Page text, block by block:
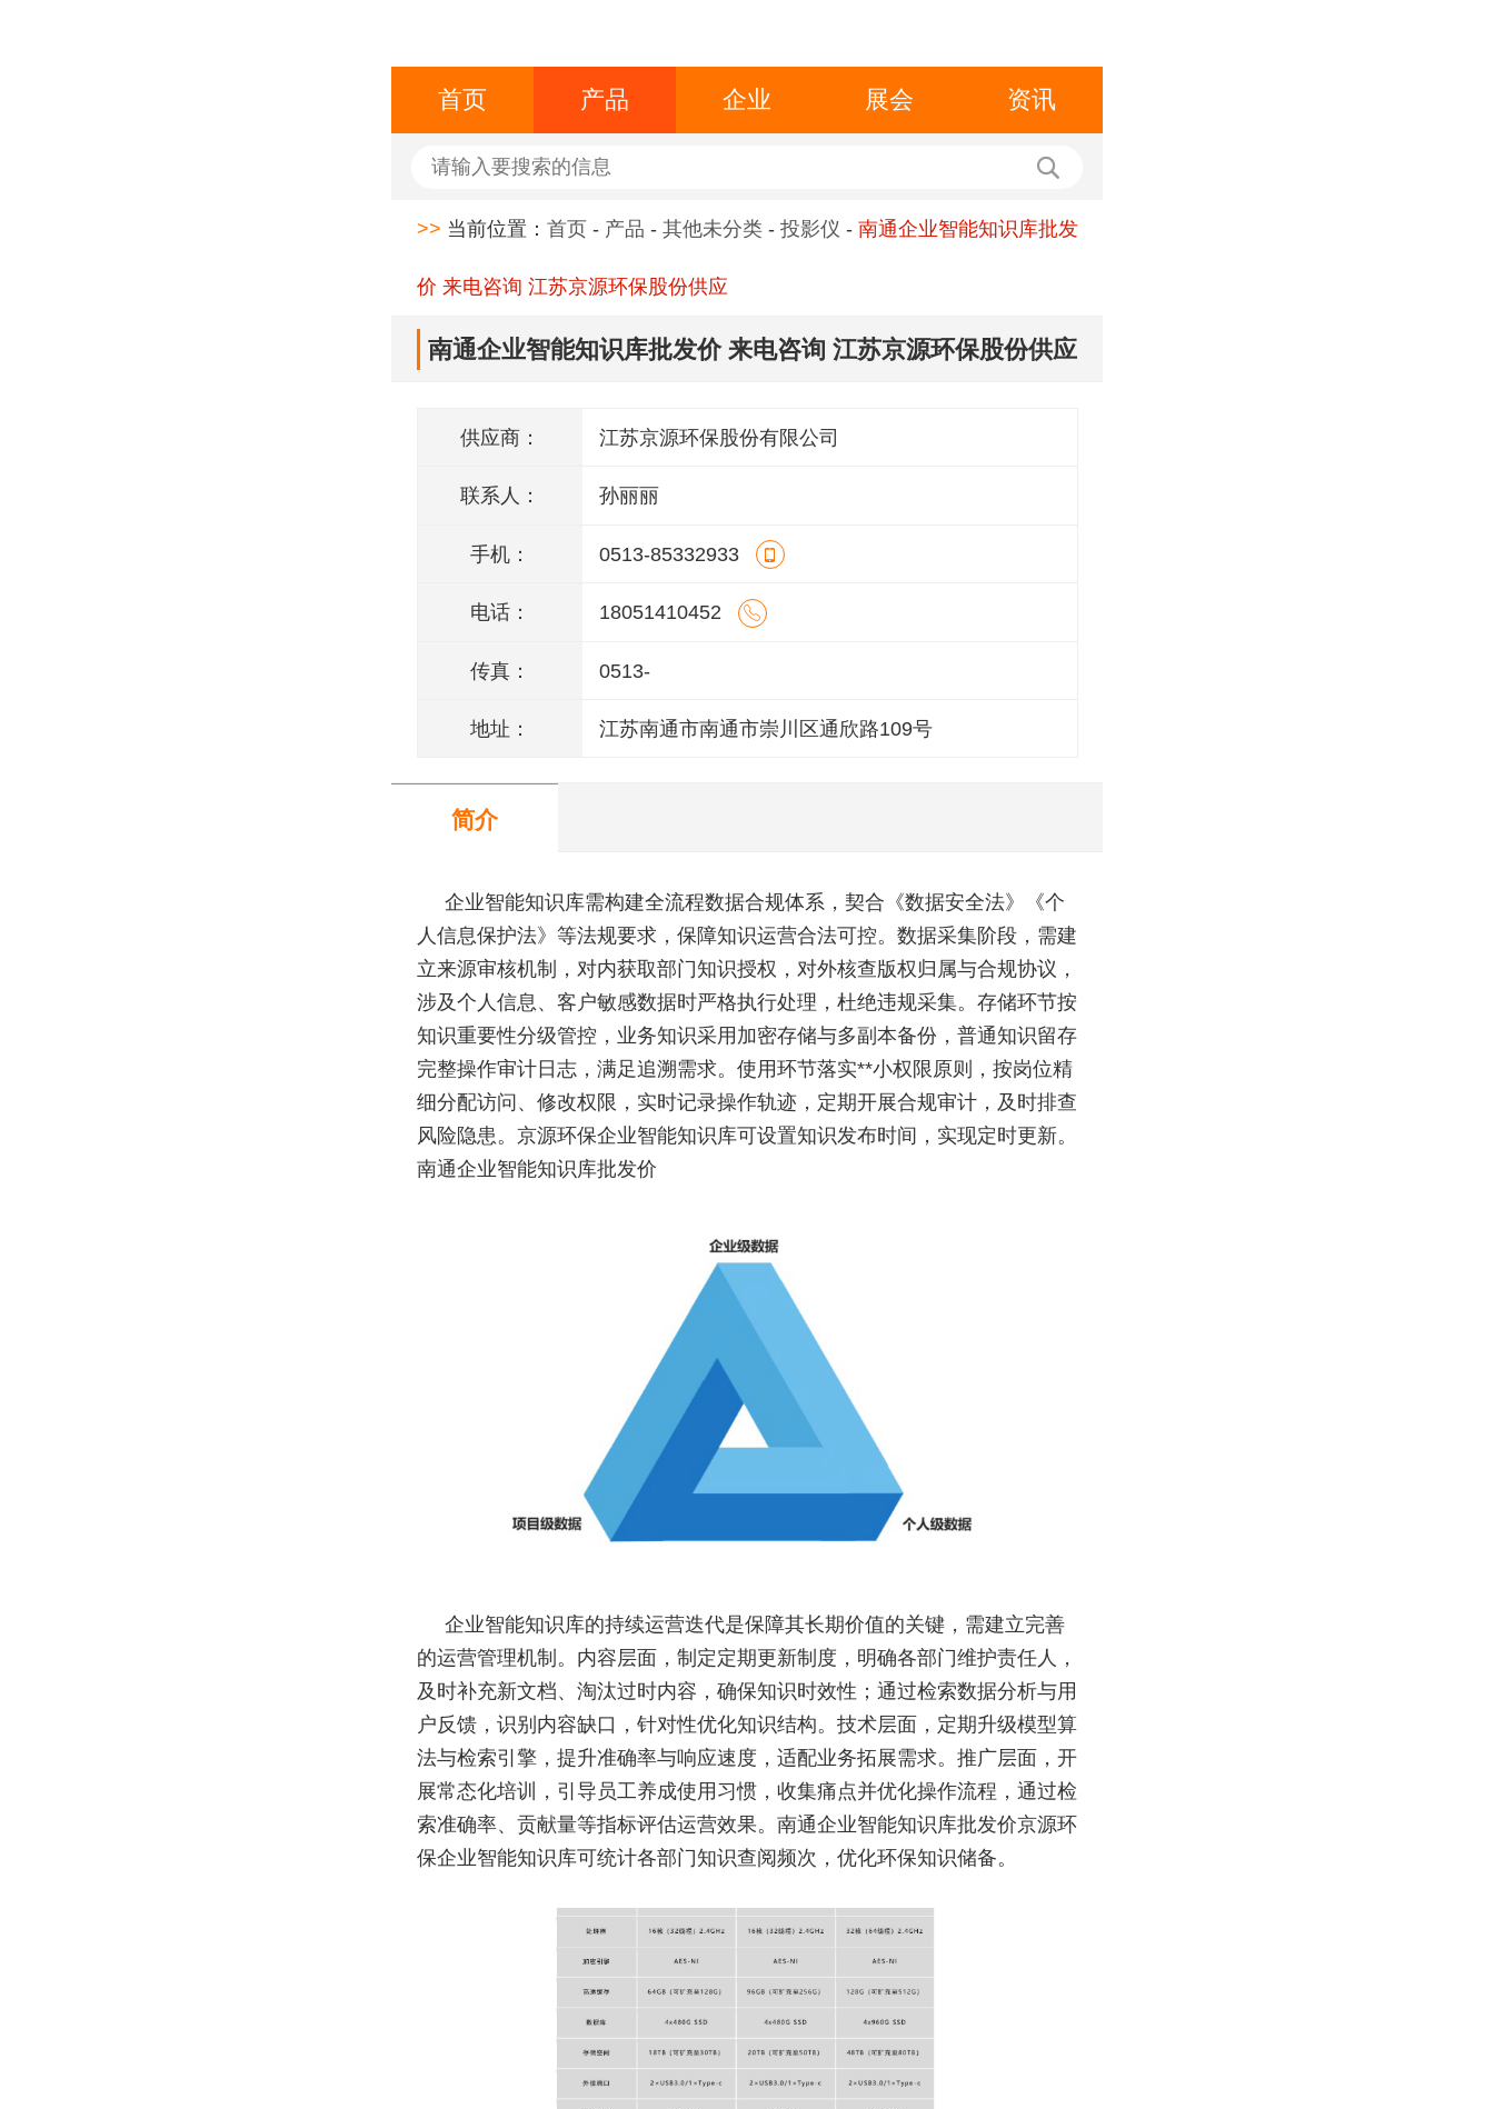
首页 产品 企业 展会 资讯
>> 当前位置： 首页 - 产品 - 其他未分类- 投影仪 - 南通企业智能知识库批发
价 来电咨询 江苏京源环保股份供应
南通企业智能知识库批发价 来电咨询 江苏京源环保股份供应
供应商： 江苏京源环保股份有限公司
联系人： 孙丽丽
手机： 0513-85332933
电话： 18051410452
传真： 0513-
地址： 江苏南通市南通市崇川区通欣路109号
简介
企业智能知识库需构建全流程数据合规体系，契合《数据安全法》《个
人信息保护法》等法规要求，保障知识运营合法可控。数据采集阶段，需建
立来源审核机制，对内获取部门知识授权，对外核查版权归属与合规协议，
涉及个人信息、客户敏感数据时严格执行处理，杜绝违规采集。存储环节按
知识重要性分级管控，业务知识采用加密存储与多副本备份，普通知识留存
完整操作审计日志，满足追溯需求。使用环节落实**小权限原则，按岗位精
细分配访问、修改权限，实时记录操作轨迹，定期开展合规审计，及时排查
风险隐患。京源环保企业智能知识库可设置知识发布时间，实现定时更新。
南通企业智能知识库批发价
企业智能知识库的持续运营迭代是保障其长期价值的关键，需建立完善
的运营管理机制。内容层面，制定定期更新制度，明确各部门维护责任人，
及时补充新文档、淘汰过时内容，确保知识时效性；通过检索数据分析与用
户反馈，识别内容缺口，针对性优化知识结构。技术层面，定期升级模型算
法与检索引擎，提升准确率与响应速度，适配业务拓展需求。推广层面，开
展常态化培训，引导员工养成使用习惯，收集痛点并优化操作流程，通过检
索准确率、贡献量等指标评估运营效果。南通企业智能知识库批发价京源环
保企业智能知识库可统计各部门知识查阅频次，优化环保知识储备。